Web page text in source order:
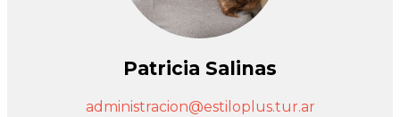
Patricia Salinas
administracion@estiloplus.tur.ar